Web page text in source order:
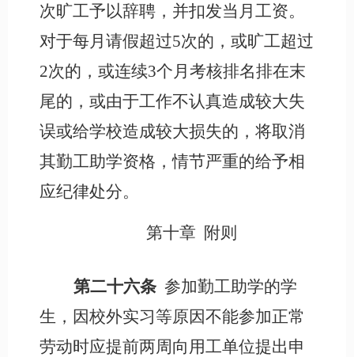
次旷工予以辞聘，并扣发当月工资。
对于每月请假超过5次的，或旷工超过
2次的，或连续3个月考核排名排在末
尾的，或由于工作不认真造成较大失
误或给学校造成较大损失的，将取消
其勤工助学资格，情节严重的给予相
应纪律处分。
第十章 附则
第二十六条 参加勤工助学的学
生，因校外实习等原因不能参加正常
劳动时应提前两周向用工单位提出申